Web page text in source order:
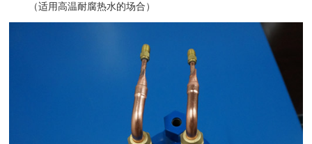
（适用高温耐腐热水的场合）